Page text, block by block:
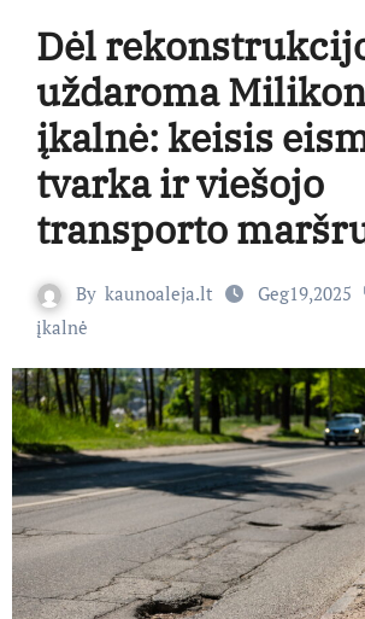
Dėl
uždaroma
įkalnė: keisis
tvarka ir viešojo
transporto
By kaunoaleja.lt Geg19,2025
įkalnė